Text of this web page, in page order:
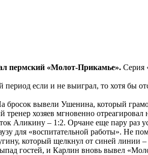
пермский «Молот-Прикамье». Серия
если и не выиграл, то хотя бы
бросок вывели Ушенина, который
хозяев мгновенно отреагировал
Аликину – 1:2. Орчане еще пару раз
для «воспитательной работы». Не
который щелкнул от синей линии
гостей, и Карлин вновь вывел